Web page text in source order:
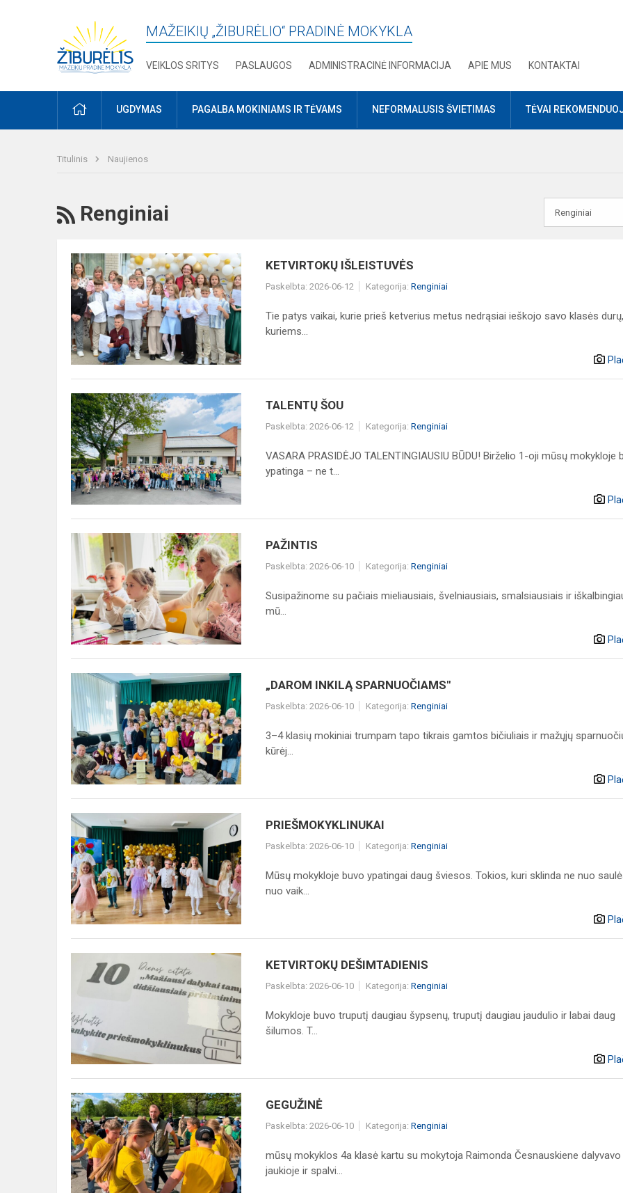
MAŽEIKIŲ „ŽIBURĖLIO“ PRADINĖ MOKYKLA
VEIKLOS SRITYS PASLAUGOS ADMINISTRACINĖ INFORMACIJA APIE MUS KONTAKTAI
PRADŽIAUGDYMAS PAGALBA MOKINIAMS IR TĖVAMS NEFORMALUSIS ŠVIETIMAS TĖVAI
Titulinis Naujienos
RSS
Renginiai
KETVIRTOKŲ
IŠLEISTUVĖS
KETVIRTOKŲ IŠLEISTUVĖS
Paskelbta: 2026-06-12 Kategorija: Renginiai
Tie patys vaikai, kurie prieš ketverius metus nedrąsiai ieškojo savo klasės durų,
kuriems...
TALENTŲ
ŠOU
TALENTŲ ŠOU
Paskelbta: 2026-06-12 Kategorija: Renginiai
VASARA PRASIDĖJO TALENTINGIAUSIU BŪDU! Birželio 1-oji mūsų mokykloje
ypatinga – ne t...
PAŽINTIS PAŽINTIS
Paskelbta: 2026-06-10 Kategorija: Renginiai
Susipažinome su pačiais mieliausiais, švelniausiais, smalsiausiais ir
mū...
„DAROM
INKILĄ
SPARNUOČIAMS"
„DAROM INKILĄ SPARNUOČIAMS"
Paskelbta: 2026-06-10 Kategorija: Renginiai
3–4 klasių mokiniai trumpam tapo tikrais gamtos bičiuliais ir mažųjų
kūrėj...
PRIEŠMOKYKLINUKAI PRIEŠMOKYKLINUKAI
Paskelbta: 2026-06-10 Kategorija: Renginiai
Mūsų mokykloje buvo ypatingai daug šviesos. Tokios, kuri sklinda ne nuo
nuo vaik...
KETVIRTOKŲ
DEŠIMTADIENIS
KETVIRTOKŲ DEŠIMTADIENIS
Paskelbta: 2026-06-10 Kategorija: Renginiai
Mokykloje buvo truputį daugiau šypsenų, truputį daugiau jaudulio ir labai daug
šilumos. T...
GEGUŽINĖ GEGUŽINĖ
Paskelbta: 2026-06-10 Kategorija: Renginiai
mūsų mokyklos 4a klasė kartu su mokytoja Raimonda Česnauskiene dalyvavo
jaukioje ir spalvi...